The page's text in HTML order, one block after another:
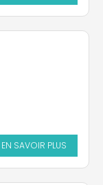
EN SAVOIR PLUS